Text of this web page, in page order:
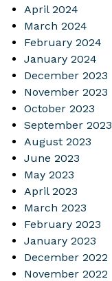
April 2024
March 2024
February 2024
January 2024
December 2023
November 2023
October 2023
September 2023
August 2023
June 2023
May 2023
April 2023
March 2023
February 2023
January 2023
December 2022
November 2022